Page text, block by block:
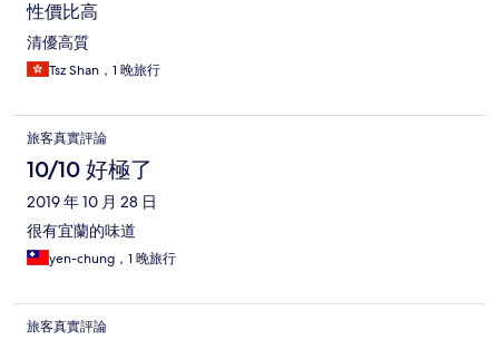
性價比高
清優高質
Tsz Shan，1 晚旅行
旅客真實評論
10/10 好極了
2019 年 10 月 28 日
很有宜蘭的味道
yen-chung，1 晚旅行
旅客真實評論